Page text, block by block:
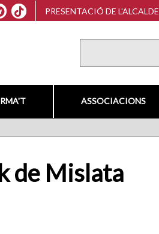
PRESENTACIÓ DE L'ALCALDE
ASSOCIACIONS
de Mislata